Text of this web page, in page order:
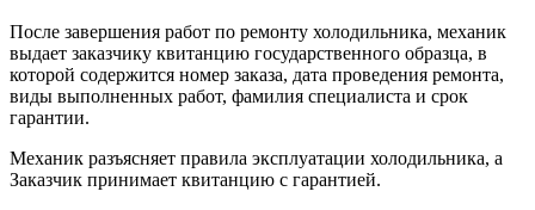
После завершения работ по ремонту холодильника, механик
выдает заказчику квитанцию государственного образца, в
которой содержится номер заказа, дата проведения ремонта,
виды выполненных работ, фамилия специалиста и срок
гарантии.
Механик разъясняет правила эксплуатации холодильника, а
Заказчик принимает квитанцию с гарантией.